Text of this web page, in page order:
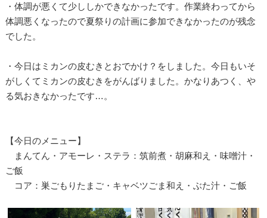
・体調が悪くて少ししかできなかったです。作業終わってから
体調悪くなったので夏祭りの計画に参加できなかったのが残念
でした。
・今日はミカンの皮むきとおでかけ？をしました。今日もいそ
がしくてミカンの皮むきをがんばりました。かなりあつく、や
る気おきなかったです…。
【今日のメニュー】
まんてん・アモーレ・ステラ：筑前煮・胡麻和え・味噌汁・
ご飯
コア：巣ごもりたまご・キャベツごま和え・ぶた汁・ご飯